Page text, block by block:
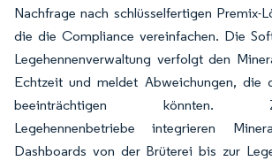
Nachfrage nach schlüsselfertigen Premix-
die die Compliance vereinfachen. Die
Legehennenverwaltung verfolgt den
Echtzeit und meldet Abweichungen, die
beeinträchtigen könnten.
Legehennenbetriebe integrieren
Dashboards von der Brüterei bis zur